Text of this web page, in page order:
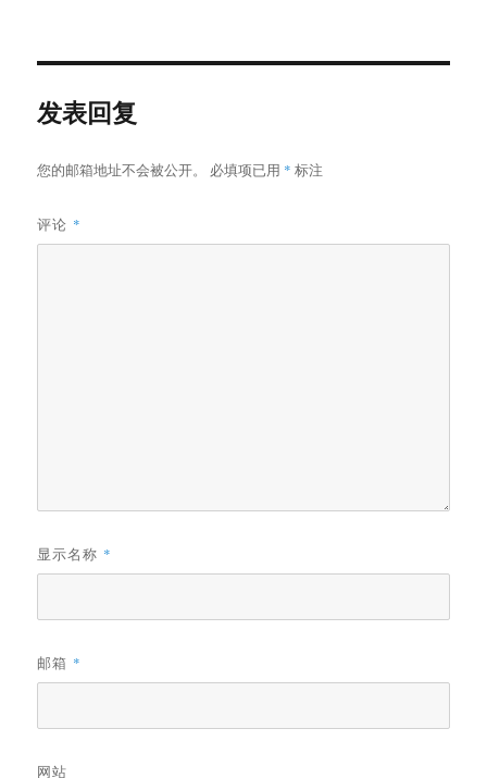
发表回复
您的邮箱地址不会被公开。 必填项已用 * 标注
评论 *
显示名称 *
邮箱 *
网站